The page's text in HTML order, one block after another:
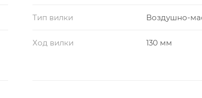
Тип вилки Воздушно-
Ход вилки 130 мм